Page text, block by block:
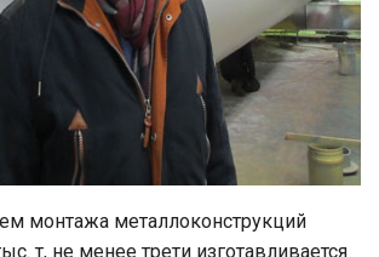
монтажа металлоконструкций
т, не менее трети изготавливается